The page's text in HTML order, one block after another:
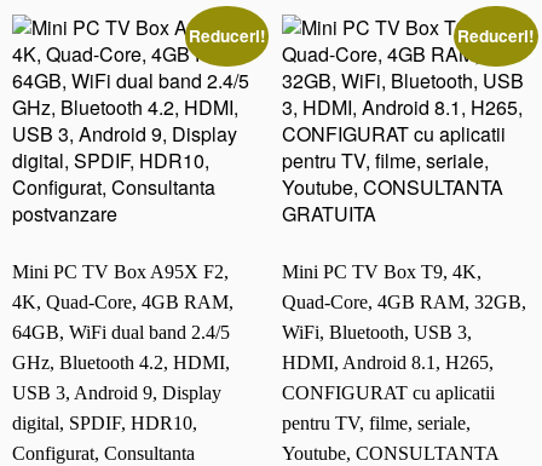
i
F
i
d
u
a
l
b
n
2.
4/
5
G
H
z,
Reduceri!
Mini PC TV Box A95X F2,
4K, Quad-Core, 4GB RAM,
64GB, WiFi dual band 2.4/5
GHz, Bluetooth 4.2, HDMI,
USB 3, Android 9, Display
digital, SPDIF, HDR10,
Configurat, Consultanta
Reduceri!
Mini PC TV Box T9, 4K,
Quad-Core, 4GB RAM, 32GB,
WiFi, Bluetooth, USB 3,
HDMI, Android 8.1, H265,
CONFIGURAT cu aplicatii
pentru TV, filme, seriale,
Youtube, CONSULTANTA